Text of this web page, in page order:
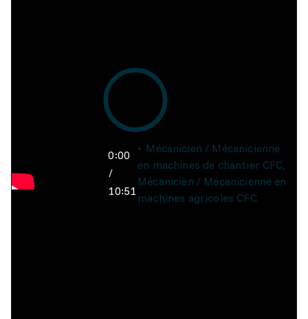
0:00
/
10:51
Mécanicien / Mécanicienne
en machines de chantier CFC,
Mécanicien / Mécanicienne en
machines agricoles CFC